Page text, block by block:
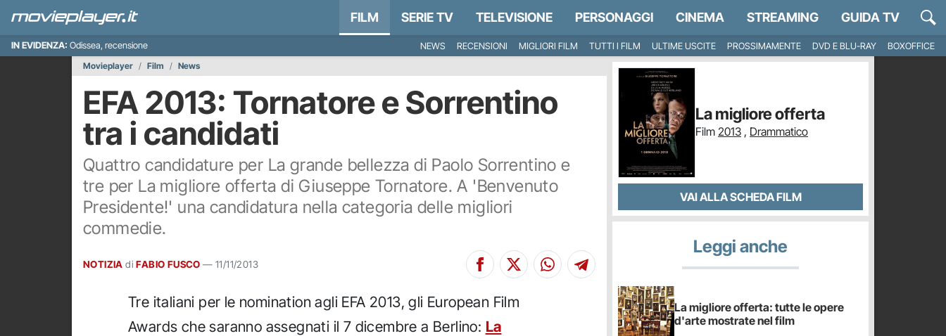
FILM SERIE TV TELEVISIONE PERSONAGGI CINEMA STREAMING GUIDA TV
IN EVIDENZA: Odissea, recensione NEWS RECENSIONI MIGLIORI FILM TUTTI I FILM ULTIME USCITE PROSSIMAMENTE DVD E BLU-RAY
BOXOFFICE
Movieplayer
Film News
EFA 2013: Tornatore e Sorrentino
tra i candidati
Quattro candidature per La grande bellezza di Paolo Sorrentino e
tre per La migliore offerta di Giuseppe Tornatore. A 'Benvenuto
Presidente!' una candidatura nella categoria delle migliori
commedie.
NOTIZIA di FABIO FUSCO —11/11/2013
Tre italiani per le nomination agli EFA 2013, gli European Film
Awards che saranno assegnati il 7 dicembre a Berlino: La
La migliore offerta
Film 2013 , Drammatico
VAI ALLA SCHEDA FILM
Leggi anche
La migliore offerta: tutte le opere
d'arte mostrate nel film